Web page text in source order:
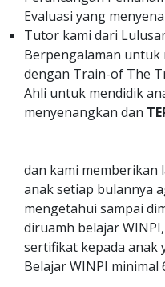
Evaluasi yang
Tutor kami dari
Berpengalaman
dengan Train-of The
Ahli untuk mendidik
menyenangkan dan
dan kami memberikan
anak setiap bulannya
mengetahui sampai
diruamh belajar
sertifikat kepada anak
Belajar WINPI minimal